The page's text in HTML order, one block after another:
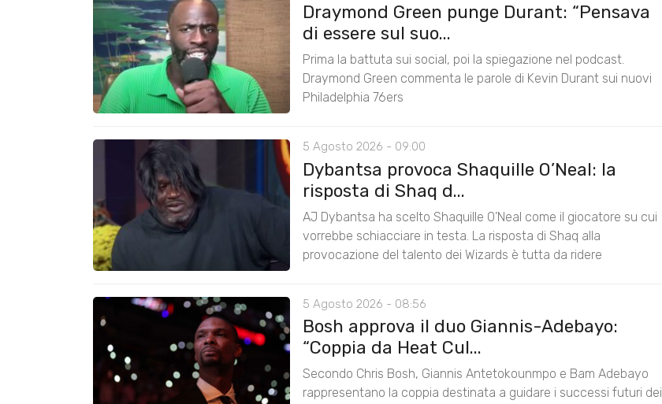
Draymond Green punge Durant: “Pensava
di essere sul suo...
Prima la battuta sui social, poi la spiegazione nel podcast.
Draymond Green commenta le parole di Kevin Durant sui nuovi
Philadelphia 76ers
5 Agosto 2026 - 09:00
Dybantsa provoca Shaquille O’Neal: la
risposta di Shaq d...
AJ Dybantsa ha scelto Shaquille O’Neal come il giocatore su cui
vorrebbe schiacciare in testa. La risposta di Shaq alla
provocazione del talento dei Wizards è tutta da ridere
5 Agosto 2026 - 08:56
Bosh approva il duo Giannis-Adebayo:
“Coppia da Heat Cul...
Secondo Chris Bosh, Giannis Antetokounmpo e Bam Adebayo
rappresentano la coppia destinata a guidare i successi futuri dei